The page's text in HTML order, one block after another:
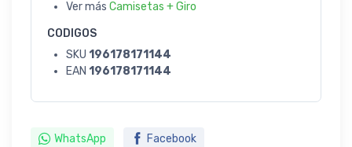
Ver más Camisetas + Giro
CODIGOS
SKU 196178171144
EAN 196178171144
WhatsApp Facebook